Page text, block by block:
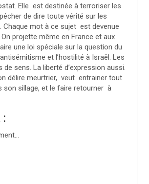
Elle est destinée à terroriser les
de dire toute vérité sur les
Chaque mot à ce sujet est devenue
projette même en France et aux
une loi spéciale sur la question du
et l’hostilité à Israël. Les
de sens. La liberté d’expression aussi.
délire meurtrier, veut entrainer tout
son sillage, et le faire retourner à
: